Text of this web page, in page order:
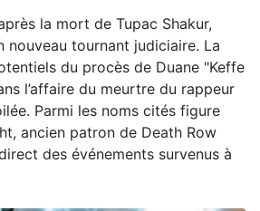
la mort de Tupac Shakur,
nouveau tournant judiciaire. La
du procès de Duane "Keffe
l’affaire du meurtre du rappeur
Parmi les noms cités figure
ancien patron de Death Row
des événements survenus à